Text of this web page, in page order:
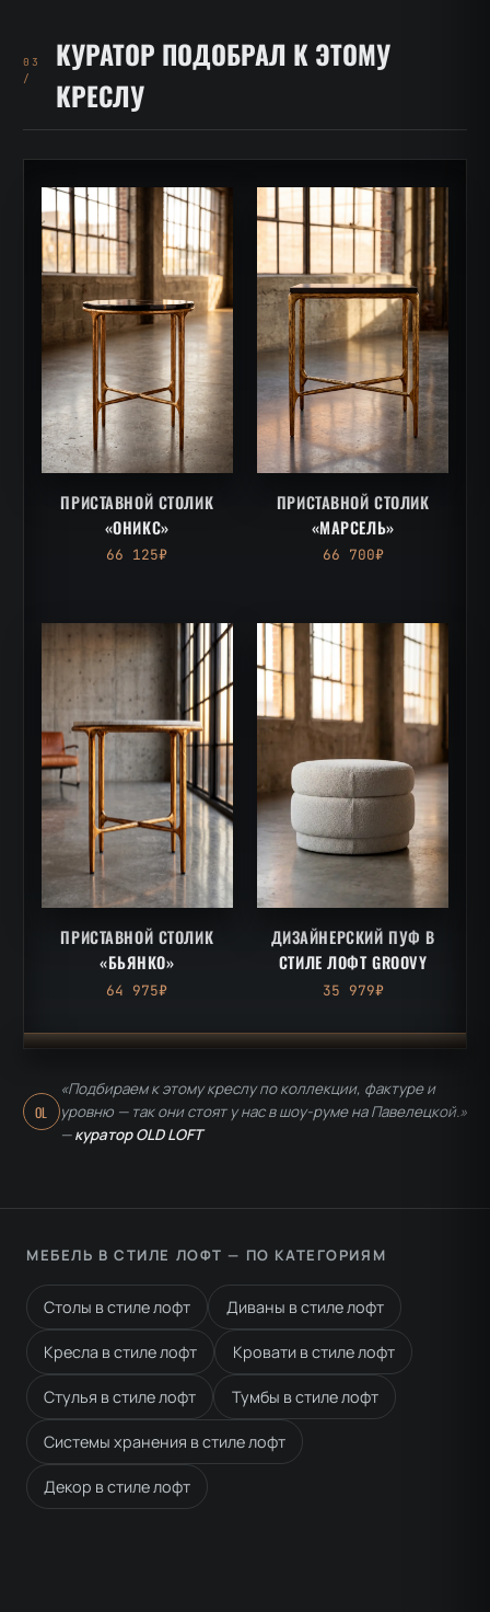
03
/
КУРАТОР ПОДОБРАЛ К ЭТОМУ
КРЕСЛУ
ПРИСТАВНОЙ СТОЛИК
«ОНИКС»
66 125₽
ПРИСТАВНОЙ СТОЛИК
«МАРСЕЛЬ»
66 700₽
ПРИСТАВНОЙ СТОЛИК
«БЬЯНКО»
64 975₽
ДИЗАЙНЕРСКИЙ ПУФ В
СТИЛЕ ЛОФТ GROOVY
35 979₽
OL
«Подбираем к этому креслу по коллекции, фактуре и
уровню — так они стоят у нас в шоу-руме на Павелецкой.»
—куратор OLD LOFT
МЕБЕЛЬ В СТИЛЕ ЛОФТ — ПО КАТЕГОРИЯМ
Столы в стиле лофт Диваны в стиле лофт
Кресла в стиле лофт Кровати в стиле лофт
Стулья в стиле лофт Тумбы в стиле лофт
Системы хранения в стиле лофт
Декор в стиле лофт